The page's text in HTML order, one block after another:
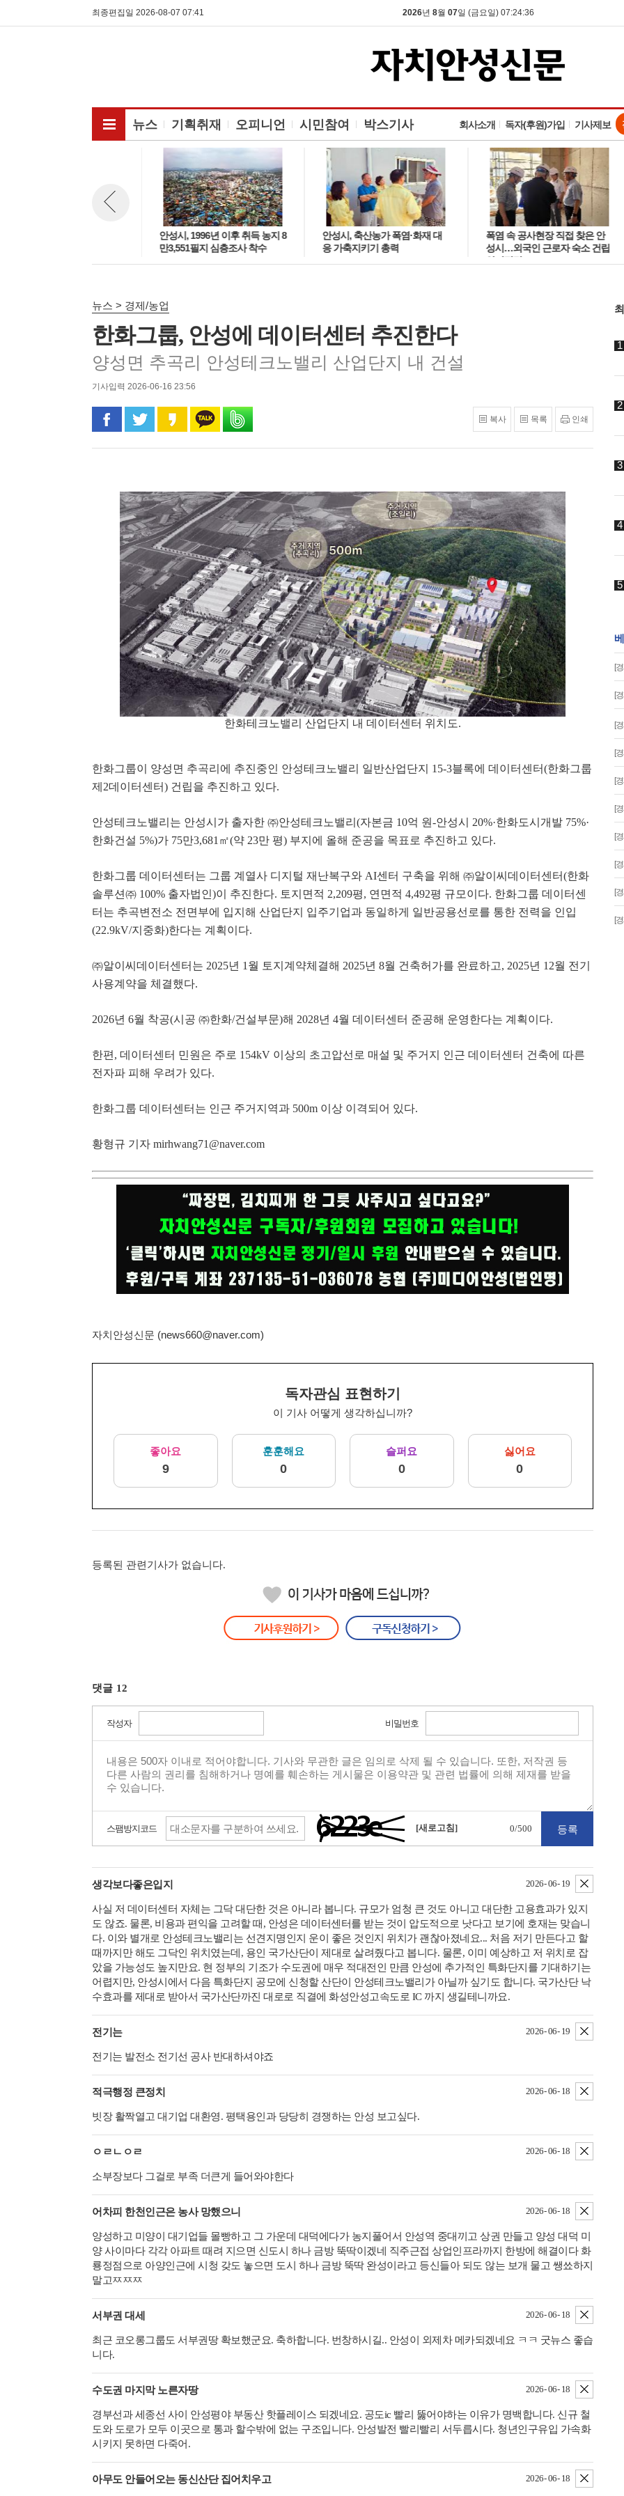
최종편집일 2026-08-07 07:41 2026년 8월 07일 (금요일) 07:24:37
뉴스 기획취재 오피니언 시민참여 박스기사 회사소개 독자(후원)가입 기사제보
전체메뉴보기
안성시, 1996년 이후 취득 농지 8
만3,551필지 심층조사 착수
안성시, 축산농가 폭염·화재 대
응 가축지키기 총력
폭염 속 공사현장 직접 찾은 안
성시…외국인 근로자 숙소 건립
안전점검
뉴스 > 경제/농업
한화그룹, 안성에 데이터센터 추진한다
양성면 추곡리 안성테크노밸리 산업단지 내 건설
기사입력 2026-06-16 23:56
페이스북으로 공유
트위터로 공유카카오 스토리로 공유
카카오톡으로 공유
복사 목록 인쇄
한화테크노밸리 산업단지 내 데이터센터 위치도.
한화그룹이 양성면 추곡리에 추진중인 안성테크노밸리 일반산업단지 15-3블록에 데이터센터(한화그룹
제 2데이터센터) 건립을 추진하고 있다.
안성테크노밸리는 안성시가 출자한 ㈜안성테크노밸리 (자본금 10억 원-안성시 20%·한화도시개발 75%·
한화건설 5%)가 75만3,681 ㎡(약 23만 평) 부지에 올해 준공을 목표로 추진하고 있다.
한화그룹 데이터센터는 그룹 계열사 디지털 재난복구와 AI센터 구축을 위해 ㈜알이씨데이터센터(한화
솔루션㈜ 100% 출자법인)이 추진한다. 토지면적 2,209평, 연면적 4,492평 규모이다. 한화그룹 데이터센
터는 추곡변전소 전면부에 입지해 산업단지 입주기업과 동일하게 일반공용선로를 통한 전력을 인입
(22.9kV/지중화)한다는 계획이다.
㈜알이씨데이터센터는 2025년 1 월 토지계약체결해 2025년 8월 건축허가를 완료하고, 2025년 12월 전기
사용계약을 체결했다.
2026년 6월 착공(시공 ㈜한화/건설부문)해 2028년 4월 데이터센터 준공해 운영한다는 계획이다.
한편 , 데이터센터 민원은 주로 154kV 이상의 초고압선로 매설 및 주거지 인근 데이터센터 건축에 따른
전자파 피해 우려가 있다.
한화그룹 데이터센터는 인근 주거지역과 500m 이상 이격되어 있다.
황형규 기자 mirhwang71@naver.com
자치안성신문 (news660@naver.com)
독자관심 표현하기
이 기사 어떻게 생각하십니까?
좋아요
9
훈훈해요
0
슬퍼요
0
싫어요
0
등록된 관련기사가 없습니다.
댓글 12
작성자 비밀번호
스팸방지코드 [새로고침] 0/500
생각보다좋은입지 2026- 06- 19
사실 저 데이터센터 자체는 그닥 대단한 것은 아니라 봅니다. 규모가 엄청 큰 것도 아니고 대단한 고용효과가 있지
도 않죠. 물론, 비용과 편익을 고려할 때, 안성은 데이터센터를 받는 것이 압도적으로 낫다고 보기에 호재는 맞습니
다. 이와 별개로 안성테크노밸리는 선견지명인지 운이 좋은 것인지 위치가 괜찮아졌네요... 처음 저기 만든다고 할
때까지만 해도 그닥인 위치였는데, 용인 국가산단이 제대로 살려줬다고 봅니다. 물론, 이미 예상하고 저 위치로 잡
았을 가능성도 높지만요. 현 정부의 기조가 수도권에 매우 적대전인 만큼 안성에 추가적인 특화단지를 기대하기는
어렵지만, 안성시에서 다음 특화단지 공모에 신청할 산단이 안성테크노밸리가 아닐까 싶기도 합니다. 국가산단 낙
수효과를 제대로 받아서 국가산단까진 대로로 직결에 화성안성고속도로 IC 까지 생길테니까요.
전기는 2026- 06- 19
전기는 발전소 전기선 공사 반대하셔야죠
적극행정 큰정치 2026- 06- 18
빗장 활짝열고 대기업 대환영. 평택용인과 당당히 경쟁하는 안성 보고싶다.
ㅇㄹㄴㅇㄹ 2026- 06- 18
소부장보다 그걸로 부족 더큰게 들어와야한다
어차피 한천인근은 농사 망했으니 2026- 06- 18
양성하고 미양이 대기업들 몰빵하고 그 가운데 대덕에다가 농지풀어서 안성역 중대끼고 상권 만들고 양성 대덕 미
양 사이마다 각각 아파트 때려 지으면 신도시 하나 금방 뚝딱이겠네 직주근접 상업인프라까지 한방에 해결이다 화
룡정점으로 아양인근에 시청 갖도 놓으면 도시 하나 금방 뚝딱 완성이라고 등신들아 되도 않는 보개 물고 쌩쑈하지
말고ㅉㅉㅉ
서부권 대세 2026- 06- 18
최근 코오롱그룹도 서부권땅 확보했군요. 축하합니다. 번창하시길.. 안성이 외제차 메카되겠네요 ㅋㅋ 굿뉴스 좋습
니다.
수도권 마지막 노른자땅 2026- 06- 18
경부선과 세종선 사이 안성평야 부동산 핫플레이스 되겠네요. 공도ic 빨리 뚫어야하는 이유가 명백합니다. 신규 철
도와 도로가 모두 이곳으로 통과 할수밖에 없는 구조입니다. 안성발전 빨리빨리 서두릅시다. 청년인구유입 가속화
시키지 못하면 다죽어.
아무도 안들어오는 동신산단 집어치우고 2026- 06- 18
[
[
[
[
[
[
[
[
[
[